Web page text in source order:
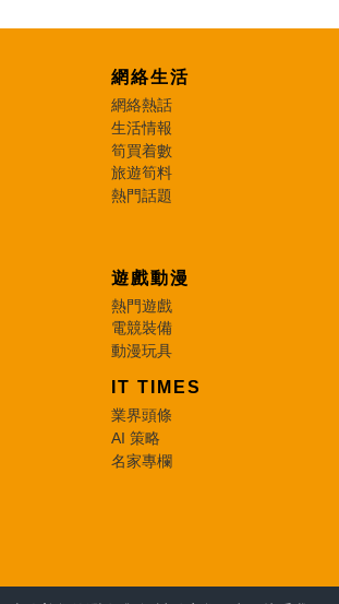
網絡生活
網絡熱話
生活情報
筍買着數
旅遊筍料
熱門話題
遊戲動漫
熱門遊戲
電競裝備
動漫玩具
IT TIMES
業界頭條
AI 策略
名家專欄